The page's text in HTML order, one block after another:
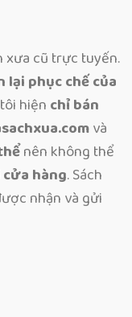
xưa cũ trực tuyến.
lại phục chế của
hiện chỉ bán
và
nên không thể
hàng. Sách
nhận và gửi